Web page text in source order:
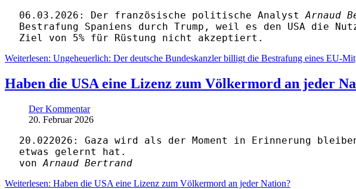
06.03.2026: Der französische politische AnalystArnaud
Bestrafung Spaniens durch Trump, weil es den USA die
Ziel von 5% für Rüstung nicht akzeptiert.
Weiterlesen: Ungeheuerlich: Der deutsche Bundeskanzler billigt die Bestrafung eines EU-
Haben die USA eine Lizenz zum Völkermord an jeder
Der Kommentar
20. Februar 2026
20.022026: Gaza wird als der Moment in Erinnerung
etwas gelernt hat.
vonArnaud Bertrand
Weiterlesen: Haben die USA eine Lizenz zum Völkermord an jeder Nation?